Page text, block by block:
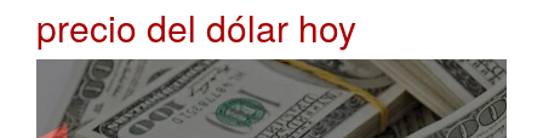
precio del dólar hoy